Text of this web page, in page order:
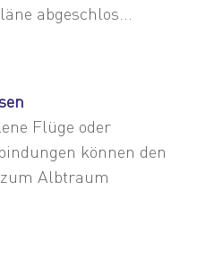
abgeschlos...
Flüge oder
können den
Albtraum